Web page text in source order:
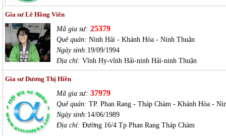
Gia sư Lê Hồng Viên
Mã gia sư: 25379
Quê quán: Ninh Hải - Khánh Hòa - Ninh Thuận
Ngày sinh:19/09/1994
Địa chỉ: Vĩnh Hy-vĩnh Hải-ninh Hải-ninh Thuận
Gia sư Dương Thị Hiền
Mã gia sư: 37979
Quê quán: TP. Phan Rang - Tháp Chàm - Khánh Hòa -
Ngày sinh:14/06/1989
Địa chỉ: Đường 16/4 Tp Phan Rang Tháp Chàm